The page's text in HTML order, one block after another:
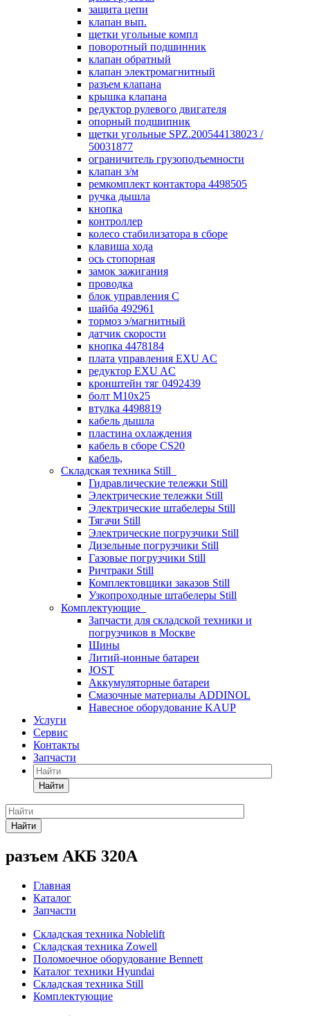
защита цепи
клапан вып.
щетки угольные компл
поворотный подшинник
клапан обратный
клапан электромагнитный
разъем клапана
крышка клапана
редуктор рулевого двигателя
опорный подшипник
щетки угольные SPZ.200544138023 /
50031877
ограничитель грузоподъемности
клапан з/м
ремкомплект контактора 4498505
ручка дышла
кнопка
контроллер
колесо стабилизатора в сборе
клавиша хода
ось стопорная
замок зажигания
проводка
блок управления С
шайба 492961
тормоз э/магнитный
датчик скорости
кнопка 4478184
плата управления EXU AC
редуктор EXU AC
кронштейн тяг 0492439
болт М10х25
втулка 4498819
кабель дышла
пластина охлаждения
кабель в сборе CS20
кабель,
Складская техника Still
Гидравлические тележки Still
Электрические тележки Still
Электрические штабелеры Still
Тягачи Still
Электрические погрузчики Still
Дизельные погрузчики Still
Газовые погрузчики Still
Ричтраки Still
Комплектовщики заказов Still
Узкопроходные штабелеры Still
Комплектующие
Запчасти для складской техники и
погрузчиков в Москве
Шины
Литий-ионные батареи
JOST
Аккумуляторные батареи
Смазочные материалы ADDINOL
Навесное оборудование KAUP
Услуги
Сервис
Контакты
Запчасти
Найти
Найти
разъем АКБ 320А
Главная
Каталог
Запчасти
Складская техника Noblelift
Складская техника Zowell
Поломоечное оборудование Bennett
Каталог техники Hyundai
Складская техника Still
Комплектующие